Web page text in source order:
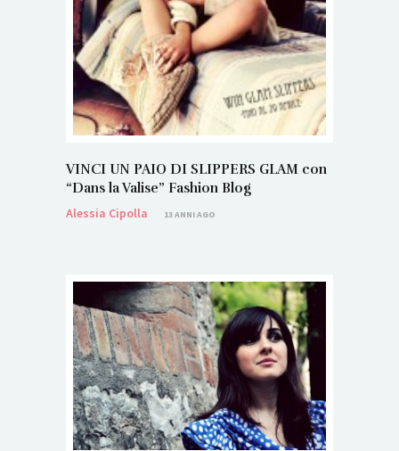
VINCI UN PAIO DI SLIPPERS GLAM con
“Dans la Valise” Fashion Blog
Alessia Cipolla
13 ANNI AGO